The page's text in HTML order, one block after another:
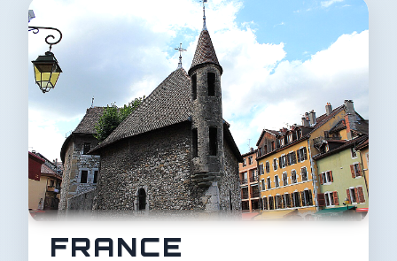
FRANCE